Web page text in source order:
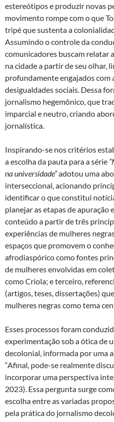
estereótipos e produzir novas
movimento rompe com o que
tripé que sustenta a
Assumindo o controle da
comunicadores buscam relatar
na cidade a partir de seu olhar,
profundamente engajados com
desigualdades sociais. Dessa
jornalismo hegemônico, que
imparcial e neutro, criando
jornalística.
Inspirando-se nos critérios
a escolha da pauta para a série
na universidade”adotou uma
interseccional, acionando
identificar o que constitui
planejar as etapas de apuração
conteúdo a partir de três
experiências de mulheres
espaços que promovem o
afrodiaspórico como fontes
de mulheres envolvidas em
como Criola; e terceiro,
(artigos, teses, dissertações)
mulheres negras como tema
Esses processos foram
experimentação sob a ótica de
decolonial, informada por uma
“Afinal, pode-se realmente
incorporar uma perspectiva
2023). Essa pergunta surge
escolha entre as variadas
pela prática do jornalismo